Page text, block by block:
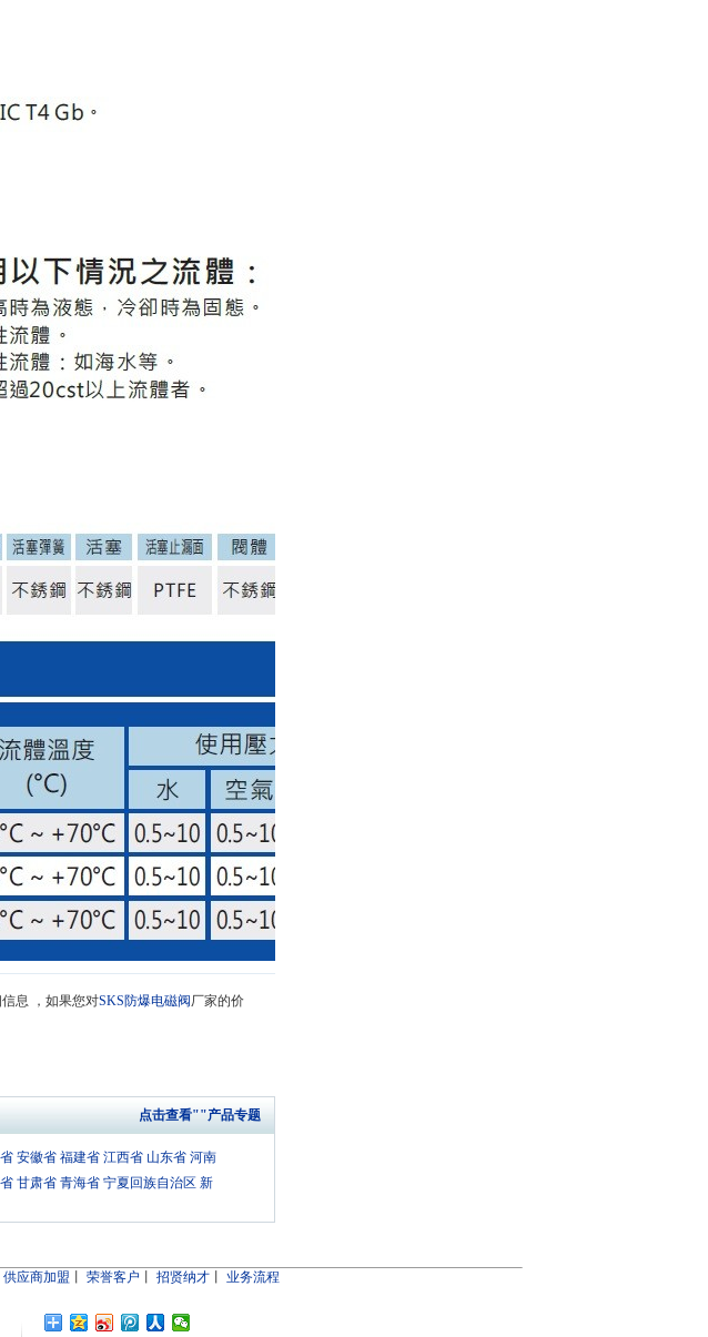
息 ，如果您对SKS防爆电磁阀厂家的价
点击查看""产品专题
安徽省 福建省 江西省 山东省 河南
甘肃省 青海省 宁夏回族自治区 新
供应商加盟 荣誉客户 招贤纳才丨 业务流程